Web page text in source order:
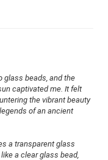
glass beads, and the
captivated me. It felt
the vibrant beauty
of an ancient
a transparent glass
a clear glass bead,